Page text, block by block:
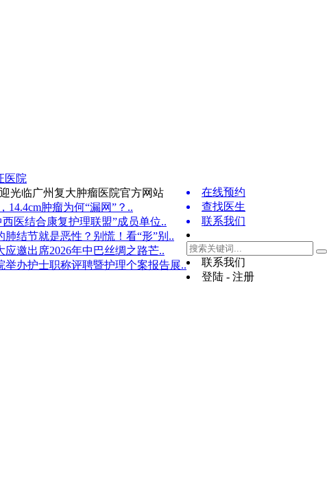
医院
光临广州复大肿瘤医院官方网站
14.4cm肿瘤为何“漏网”？..
医结合康复护理联盟”成员单位..
结节就是恶性？别慌！看“形”别..
邀出席2026年中巴丝绸之路芒..
举办护士职称评聘暨护理个案报告展..
在线预约
查找医生
联系我们
联系我们
登陆 - 注册